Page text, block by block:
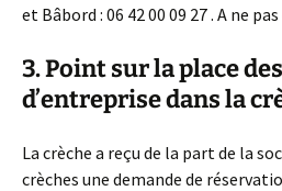
et Bâbord : 06 42 00 09 27 . A ne
3. Point sur la place
d’entreprise dans la
La crèche a reçu de la part de la
crèches une demande de